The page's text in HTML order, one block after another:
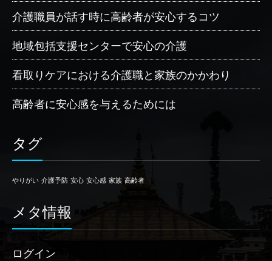
介護職員が話す時に高齢者が安心するコツ
地域包括支援センターで安心の介護
看取りケアにおける介護職と家族のかかわり
高齢者に安心感を与えるためには
タグ
やりがい 介護予防 安心 安心感 家族 高齢者
メタ情報
ログイン